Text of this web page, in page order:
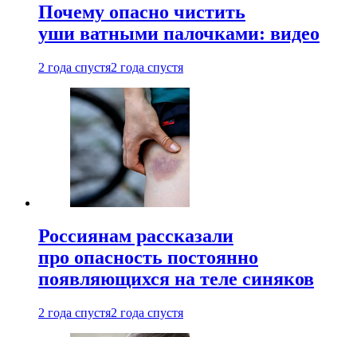
Почему опасно чистить
уши ватными палочками: видео
2 года спустя2 года спустя
Россиянам рассказали
про опасность постоянно
появляющихся на теле синяков
2 года спустя2 года спустя